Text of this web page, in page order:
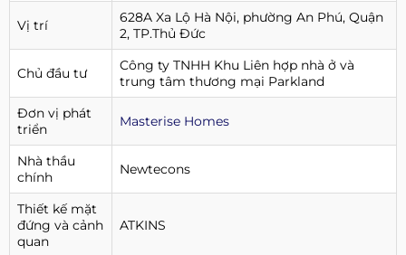
Vị trí
628A Xa Lộ Hà Nội, phường An Phú, Quận
2, TP.Thủ Đức
Chủ đầu tư
Công ty TNHH Khu Liên hợp nhà ở và
trung tâm thương mại Parkland
Đơn vị phát
triển
Masterise Homes
Nhà thầu
chính
Newtecons
Thiết kế mặt
đứng và cảnh
quan
ATKINS